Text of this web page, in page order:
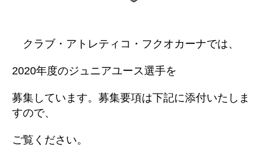
クラブ・アトレティコ・フクオカーナでは、
2020年度のジュニアユース選手を
募集しています。募集要項は下記に添付いたしま
すので、
ご覧ください。